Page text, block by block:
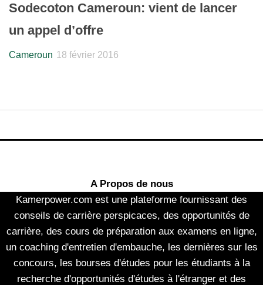
Sodecoton Cameroun: vient de lancer
un appel d’offre
Cameroun 18 février 2016
A Propos de nous
Kamerpower.com est une plateforme fournissant des
conseils de carrière perspicaces, des opportunités de
carrière, des cours de préparation aux examens en ligne,
un coaching d'entretien d'embauche, les dernières sur les
concours, les bourses d'études pour les étudiants à la
recherche d'opportunités d'études à l'étranger et des